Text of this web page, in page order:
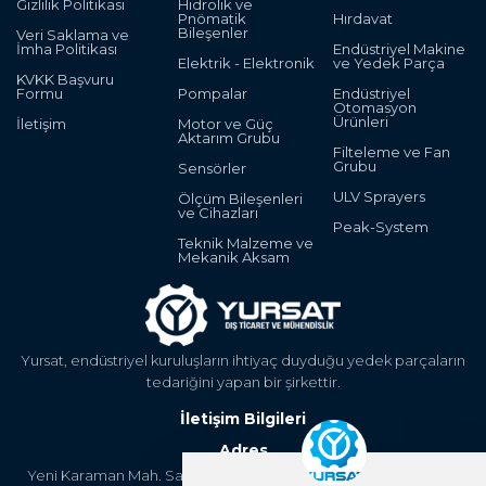
Yursat, endüstriyel kuruluşların ihtiyaç duyduğu yedek parçaların
tedariğini yapan bir şirkettir.
Gizlilik Politikası
Veri Saklama ve
İmha Politikası
KVKK Başvuru
Formu
İletişim
Hidrolik ve
Pnömatik
Bileşenler
Elektrik - Elektronik
Pompalar
Motor ve Güç
Aktarım Grubu
Sensörler
Ölçüm Bileşenleri
ve Cihazları
Teknik Malzeme ve
Mekanik Aksam
Hırdavat
Endüstriyel Makine
ve Yedek Parça
Endüstriyel
Otomasyon
Ürünleri
Filteleme ve Fan
Grubu
ULV Sprayers
Peak-System
İletişim Bilgileri
Adres
Yeni Karaman Mah. Sanayi Cad. 4. Kantar Sok. Asya Plaza Kat:5